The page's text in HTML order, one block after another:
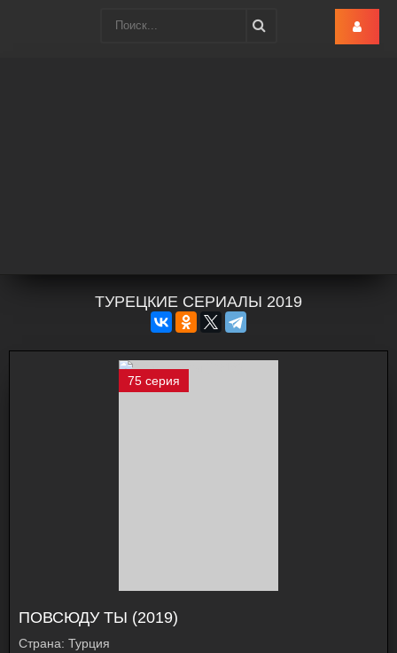
ТУРЕЦКИЕ СЕРИАЛЫ 2019
75 серия
ПОВСЮДУ ТЫ (2019)
Страна: Турция